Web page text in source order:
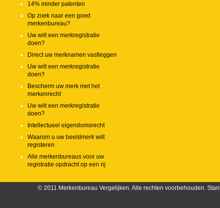
14% minder patenten
Op zoek naar een goed
merkenbureau?
Uw wilt een merkregistratie
doen?
Direct uw merknamen vastleggen
Uw wilt een merkregistratie
doen?
Bescherm uw merk met het
merkenrecht
Uw wilt een merkregistratie
doen?
Intellectueel eigendomsrecht
Waarom u uw beeldmerk wilt
registeren
Alle merkenbureaus voor uw
registratie opdracht op een rij
© 2011 Merkenbureau Vergelijken. Alle rechten voorbehouden.